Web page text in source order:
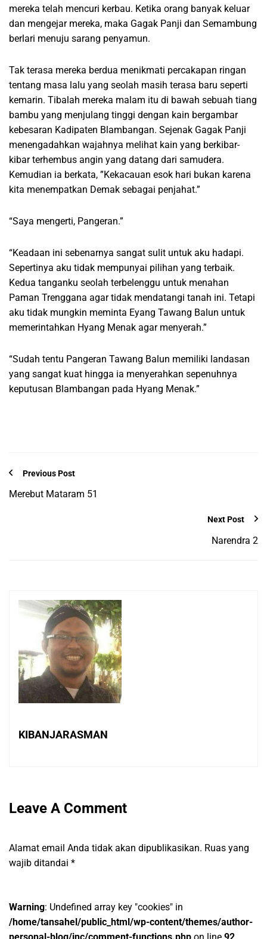
mereka telah mencuri kerbau. Ketika orang banyak keluar
dan mengejar mereka, maka Gagak Panji dan Semambung
berlari menuju sarang penyamun.
Tak terasa mereka berdua menikmati percakapan ringan
tentang masa lalu yang seolah masih terasa baru seperti
kemarin. Tibalah mereka malam itu di bawah sebuah tiang
bambu yang menjulang tinggi dengan kain bergambar
kebesaran Kadipaten Blambangan. Sejenak Gagak Panji
menengadahkan wajahnya melihat kain yang berkibar-
kibar terhembus angin yang datang dari samudera.
Kemudian ia berkata, ”Kekacauan esok hari bukan karena
kita menempatkan Demak sebagai penjahat.”
“Saya mengerti, Pangeran.”
“Keadaan ini sebenarnya sangat sulit untuk aku hadapi.
Sepertinya aku tidak mempunyai pilihan yang terbaik.
Kedua tanganku seolah terbelenggu untuk menahan
Paman Trenggana agar tidak mendatangi tanah ini. Tetapi
aku tidak mungkin meminta Eyang Tawang Balun untuk
memerintahkan Hyang Menak agar menyerah.”
“Sudah tentu Pangeran Tawang Balun memiliki landasan
yang sangat kuat hingga ia menyerahkan sepenuhnya
keputusan Blambangan pada Hyang Menak.”
Previous Post
Merebut Mataram 51
Next Post
Narendra 2
KIBANJARASMAN
Leave A Comment
Alamat email Anda tidak akan dipublikasikan. Ruas yang
wajib ditandai *
Warning: Undefined array key "cookies" in
/home/tansahel/public_html/wp-content/themes/author-
personal-blog/inc/comment-functions.php on line 92